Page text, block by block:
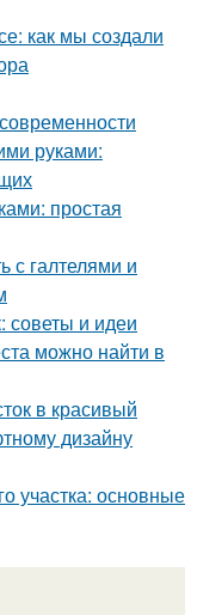
как мы создали
руками:
простая
с галтелями и
советы и идеи
можно найти в
в красивый
дизайну
участка: основные